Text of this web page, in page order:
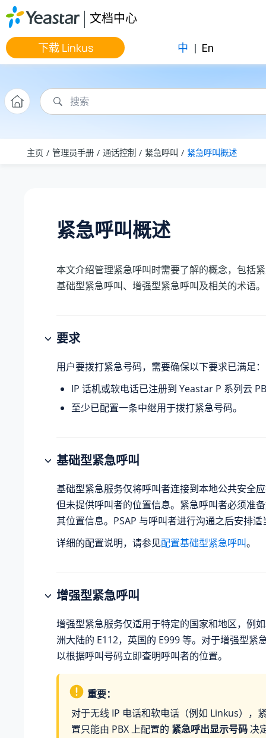
跳转到主要内容
文档中心
下载 Linkus 中 | En
主页 管理员手册 通话控制 紧急呼叫 紧急呼叫概述
紧急呼叫概述
本文介绍管理紧急呼叫时需要了解的概念，包括
基础型紧急呼叫、增强型紧急呼叫及相关的术语。
要求
用户要拨打紧急号码，需要确保以下要求已满足：
IP 话机或软电话已注册到 Yeastar P 系列云
至少已配置一条中继用于拨打紧急号码。
基础型紧急呼叫
基础型紧急服务仅将呼叫者连接到本地公共安全
但未提供呼叫者的位置信息。紧急呼叫者必须准
其位置信息。PSAP 与呼叫者进行沟通之后安排
详细的配置说明，请参见配置基础型紧急呼叫。
增强型紧急呼叫
增强型紧急服务仅适用于特定的国家和地区，例
洲大陆的 E112，英国的 E999 等。对于增强型紧
以根据呼叫号码立即查明呼叫者的位置。
重要：
对于无线 IP 电话和软电话（例如 Linkus），
置只能由 PBX 上配置的 紧急呼出显示号码决